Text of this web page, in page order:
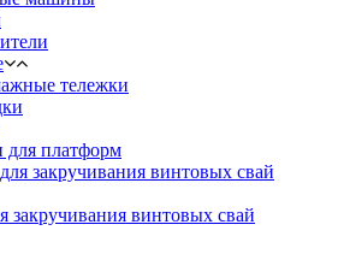
тележки
для платформ
закручивания винтовых свай